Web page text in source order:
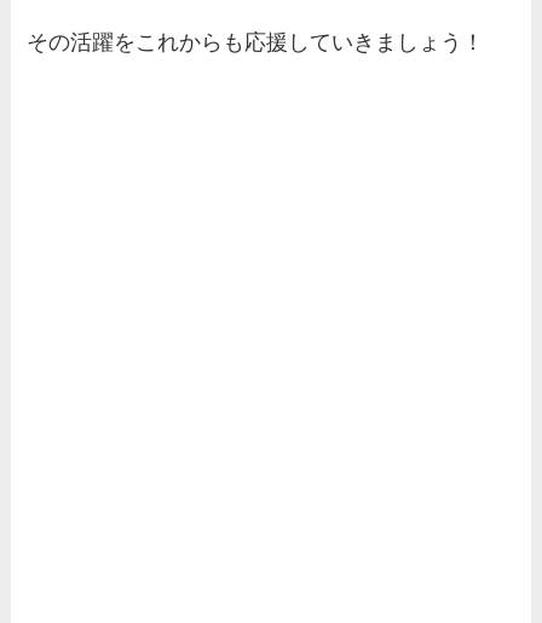
その活躍をこれからも応援していきましょう！